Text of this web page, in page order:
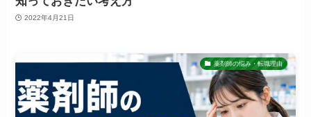
2022年4月21日
薬剤師の悩み・転職理由